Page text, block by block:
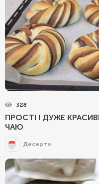
328
ПРОСТІ І ДУЖЕ
ЧАЮ
Десерти